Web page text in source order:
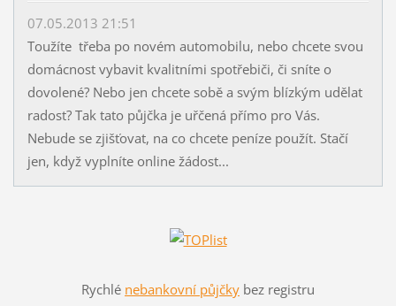
07.05.2013 21:51
Toužíte třeba po novém automobilu, nebo chcete svou
domácnost vybavit kvalitními spotřebiči, či sníte o
dovolené? Nebo jen chcete sobě a svým blízkým udělat
radost? Tak tato půjčka je uřčená přímo pro Vás.
Nebude se zjišťovat, na co chcete peníze použít. Stačí
jen, když vyplníte online žádost...
Rychlé nebankovní půjčky bez registru